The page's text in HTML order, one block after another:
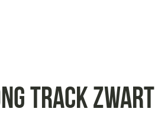
Track zwart